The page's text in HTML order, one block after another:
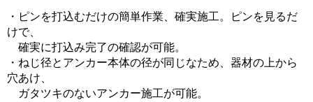
・ピンを打込むだけの簡単作業、確実施工。ピンを見るだ
けで、
確実に打込み完了の確認が可能。
・ねじ径とアンカー本体の径が同じなため、器材の上から
穴あけ、
ガタツキのないアンカー施工が可能。